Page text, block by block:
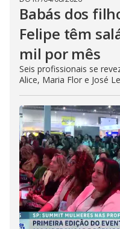
Babás dos
Felipe têm
mil por mês
Seis profissionais se
Alice, Maria Flor e José